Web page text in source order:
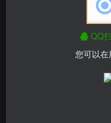
https://
QQ
您可以在